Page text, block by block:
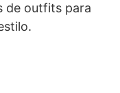
de outfits para